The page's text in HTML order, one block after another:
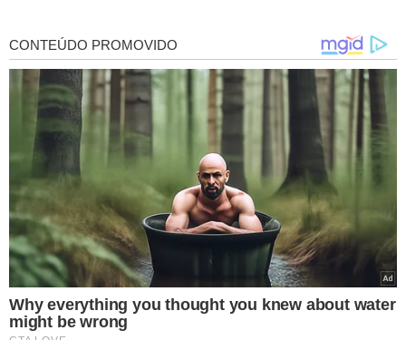
A colônia terá 400 vagas, distribuídas por faixa etária.
Crianças de 6 a 8 anos participarão das oficinas sobre
contar histórias, enquanto as de 9 a 14 anos podem se
inscrever nas oficinas de berimbau, capoeira, oficinas de
confecção de boi reciclado, ou participar de modalidades
esportivas como atletismo, handebol de areia, futebol de
campo, tênis de mesa, voleibol, dentre outras. Todas as
crianças terão aula de educação ambiental na Sala Verde,
onde o enfoque será o saneamento.